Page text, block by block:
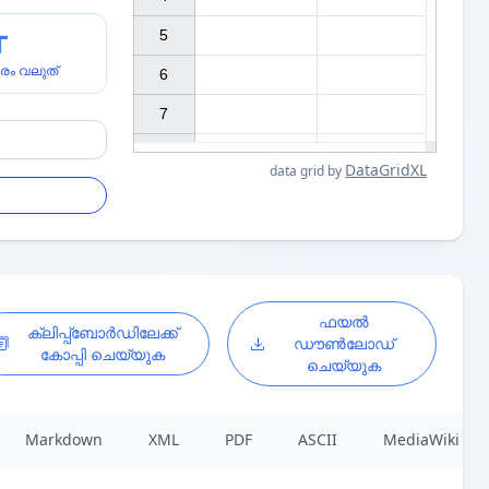
വലുത്
data grid by DataGridXL
5
6
7
ക്ലിപ്പ്ബോർഡിലേക്ക്
കോപ്പി ചെയ്യുക
ഫയൽ
ഡൗൺലോഡ്
ചെയ്യുക
Markdown XML PDF ASCII MediaWiki